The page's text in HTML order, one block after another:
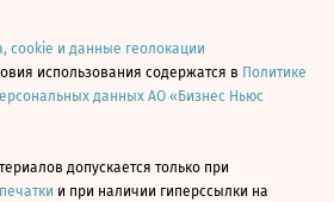
cookie и данные геолокации
использования содержатся в Политике
данных АО «Бизнес Ньюс
допускается только при
и при наличии гиперссылки на